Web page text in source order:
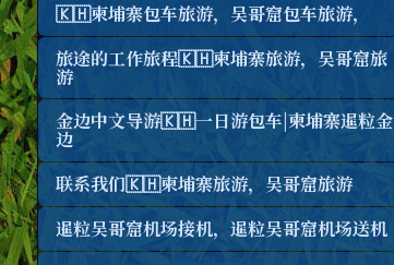
🇰🇭柬埔寨包车旅游，吴哥窟包车旅游，
旅途的工作旅程🇰🇭柬埔寨旅游，吴哥窟旅
游
金边中文导游🇰🇭一日游包车|柬埔寨暹粒金
边
联系我们🇰🇭柬埔寨旅游，吴哥窟旅游
暹粒吴哥窟机场接机，暹粒吴哥窟机场送机